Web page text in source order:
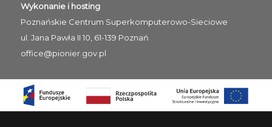
Wykonanie i hosting
Poznańskie Centrum Superkomputerowo-Sieciowe
ul. Jana Pawła II 10, 61-139 Poznań
office@pionier.gov.pl